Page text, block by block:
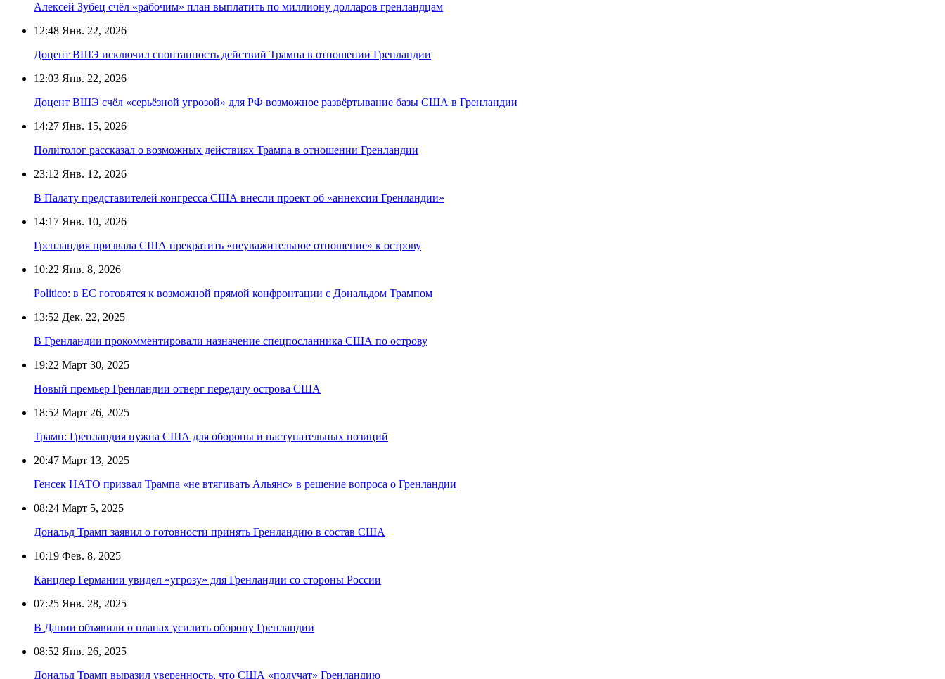
Алексей Зубец счёл «рабочим» план выплатить по миллиону долларов гренландцам
12:48 Янв. 22, 2026
Доцент ВШЭ исключил спонтанность действий Трампа в отношении Гренландии
12:03 Янв. 22, 2026
Доцент ВШЭ счёл «серьёзной угрозой» для РФ возможное развёртывание базы США в Гренландии
14:27 Янв. 15, 2026
Политолог рассказал о возможных действиях Трампа в отношении Гренландии
23:12 Янв. 12, 2026
В Палату представителей конгресса США внесли проект об «аннексии Гренландии»
14:17 Янв. 10, 2026
Гренландия призвала США прекратить «неуважительное отношение» к острову
10:22 Янв. 8, 2026
Politico: в ЕС готовятся к возможной прямой конфронтации с Дональдом Трампом
13:52 Дек. 22, 2025
В Гренландии прокомментировали назначение спецпосланника США по острову
19:22 Март 30, 2025
Новый премьер Гренландии отверг передачу острова США
18:52 Март 26, 2025
Трамп: Гренландия нужна США для обороны и наступательных позиций
20:47 Март 13, 2025
Генсек НАТО призвал Трампа «не втягивать Альянс» в решение вопроса о Гренландии
08:24 Март 5, 2025
Дональд Трамп заявил о готовности принять Гренландию в состав США
10:19 Фев. 8, 2025
Канцлер Германии увидел «угрозу» для Гренландии со стороны России
07:25 Янв. 28, 2025
В Дании объявили о планах усилить оборону Гренландии
08:52 Янв. 26, 2025
Дональд Трамп выразил уверенность, что США «получат» Гренландию